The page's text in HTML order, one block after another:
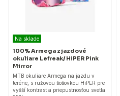
Na sklade
100% Armega zjazdové
okuliare Lefreak/ HiPER Pink
Mirror
MTB okuliare Armega na jazdu v
teréne, s ružovou šošovkou HiPER pre
vyšší kontrast a priepustnosťou svetla